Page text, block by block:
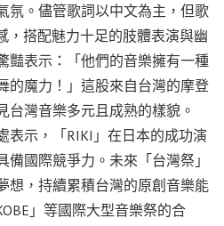
氛。儘管歌詞以中文為主，但歌
，搭配魅力十足的肢體表演與幽
豔表示：「他們的音樂擁有一種
的魔力！」這股來自台灣的摩登
台灣音樂多元且成熟的樣貌。
示，「RIKI」在日本的成功演
國際競爭力。未來「台灣祭」
想，持續累積台灣的原創音樂能
」等國際大型音樂祭的合